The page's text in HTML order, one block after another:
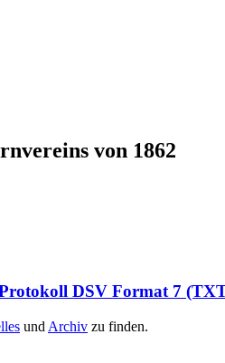
von 1862
DSV Format 7
und Archiv zu finden.